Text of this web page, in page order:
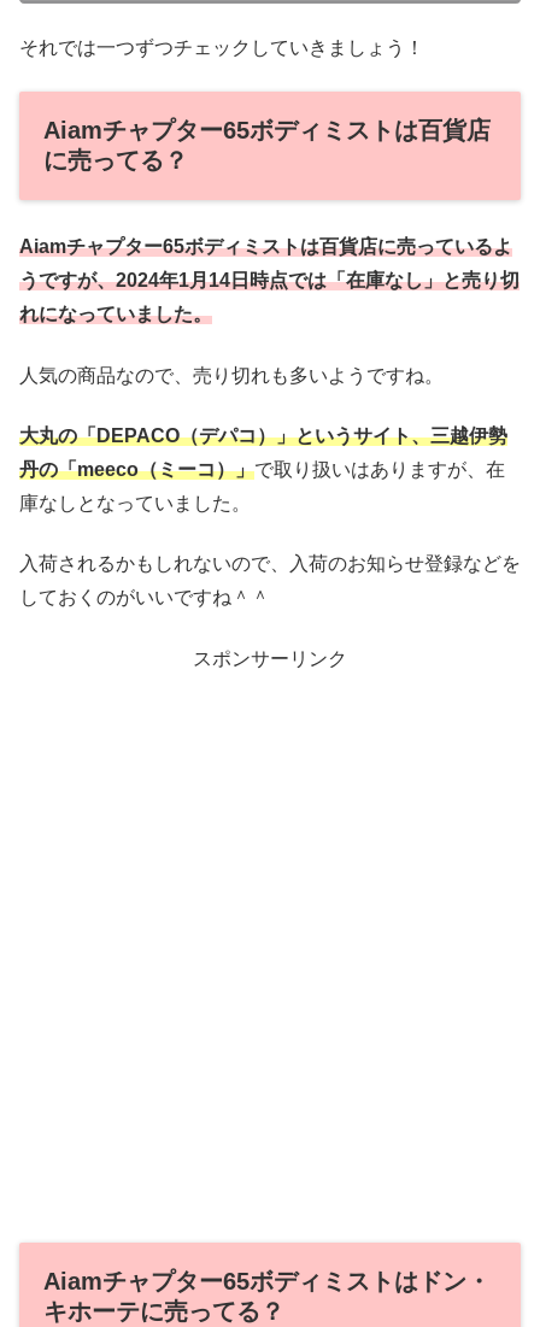
それでは一つずつチェックしていきましょう！
Aiamチャプター65ボディミストは百貨店
に売ってる？
Aiamチャプター65ボディミストは百貨店に売っているよ
うですが、2024年1月14日時点では「在庫なし」と売り切
れになっていました。
人気の商品なので、売り切れも多いようですね。
大丸の「DEPACO（デパコ）」というサイト、三越伊勢
丹の「meeco（ミーコ）」で取り扱いはありますが、在
庫なしとなっていました。
入荷されるかもしれないので、入荷のお知らせ登録などを
しておくのがいいですね＾＾
スポンサーリンク
Aiamチャプター65ボディミストはドン・
キホーテに売ってる？